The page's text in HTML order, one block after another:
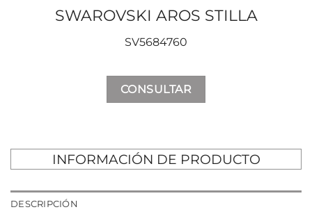
SWAROVSKI AROS STILLA
SV5684760
CONSULTAR
INFORMACIÓN DE PRODUCTO
DESCRIPCIÓN